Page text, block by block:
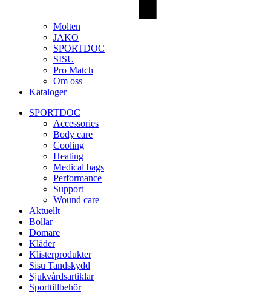
Molten
JAKO
SPORTDOC
SISU
Pro Match
Om oss
Kataloger
SPORTDOC
Accessories
Body care
Cooling
Heating
Medical bags
Performance
Support
Wound care
Aktuellt
Bollar
Domare
Kläder
Klisterprodukter
Sisu Tandskydd
Sjukvårdsartiklar
Sporttillbehör